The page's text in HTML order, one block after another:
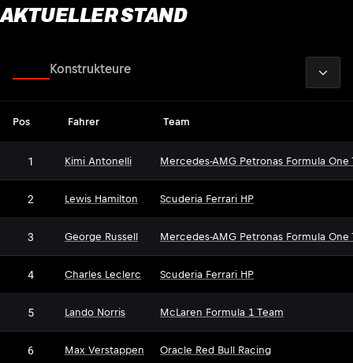
AKTUELLER STAND
Konstrukteure
Pos Fahrer Team
1 Kimi Antonelli Mercedes-AMG Petronas Formula One
2 Lewis Hamilton Scuderia Ferrari HP
3 George Russell Mercedes-AMG Petronas Formula One
4 Charles Leclerc Scuderia Ferrari HP
5 Lando Norris McLaren Formula 1 Team
6 Max Verstappen Oracle Red Bull Racing